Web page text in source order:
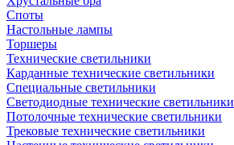
Споты
Настольные лампы
Торшеры
Технические светильники
Карданные технические светильники
Специальные светильники
Светодиодные технические светильники
Потолочные технические светильники
Трековые технические светильники